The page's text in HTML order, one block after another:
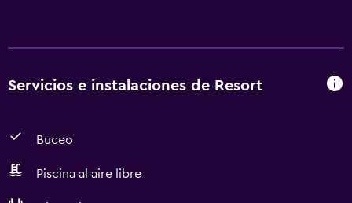
Servicios e instalaciones de Resort
Buceo
Piscina al aire libre